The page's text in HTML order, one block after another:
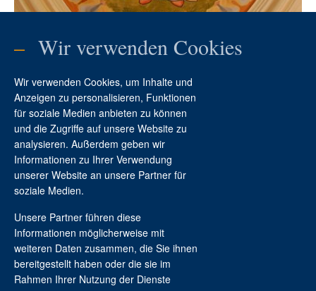
– Wir verwenden Cookies
Wir verwenden Cookies, um Inhalte und
Anzeigen zu personalisieren, Funktionen
für soziale Medien anbieten zu können
und die Zugriffe auf unsere Website zu
analysieren. Außerdem geben wir
Informationen zu Ihrer Verwendung
unserer Website an unsere Partner für
soziale Medien.
Unsere Partner führen diese
Informationen möglicherweise mit
weiteren Daten zusammen, die Sie ihnen
bereitgestellt haben oder die sie im
Rahmen Ihrer Nutzung der Dienste
Kontakt